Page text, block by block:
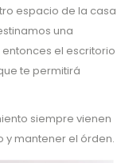
espacio de la casa
una
el escritorio
te permitirá
siempre vienen
y mantener el órden.